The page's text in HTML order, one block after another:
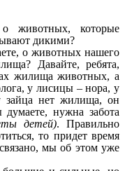
животных, которые
дикими?
о животных нашего
Давайте, ребята,
жилища животных, а
у лисицы – нора, у
зайца нет жилища, он
нужна забота
детей). Правильно
то придет время
мы об этом уже